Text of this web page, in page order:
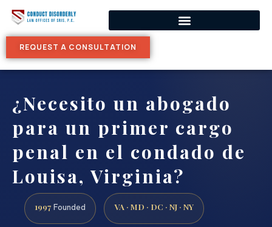
REQUEST A CONSULTATION
¿Necesito un abogado
para un primer cargo
penal en el condado de
Louisa, Virginia?
1997 Founded VA · MD · DC · NJ · NY